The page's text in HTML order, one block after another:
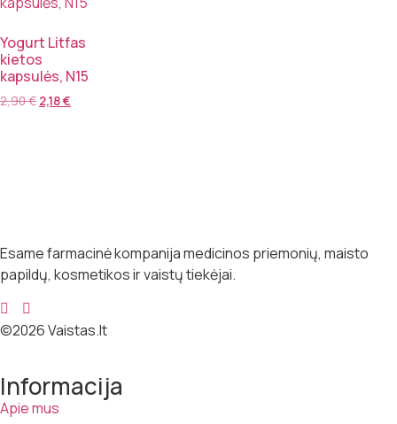
Yogurt Litfas
kietos
kapsulės, N15
2,90€ 2,18€
Esame farmacinė kompanija medicinos priemonių, maisto
papildų, kosmetikos ir vaistų tiekėjai.
©2026 Vaistas.lt
Informacija
Apie mus